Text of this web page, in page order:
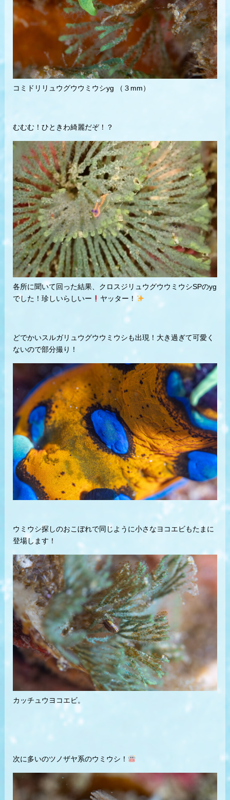
コミドリリュウグウウミウシyg （３mm）
むむむ！ひときわ綺麗だぞ！？
各所に聞いて回った結果、クロスジリュウグウウミウシSPのyg
でした！珍しいらしいー
ヤッター！
どでかいスルガリュウグウウミウシも出現！大き過ぎて可愛く
ないので部分撮り！
ウミウシ探しのおこぼれで同じように小さなヨコエビもたまに
登場します！
カッチュウヨコエビ。
次に多いのツノザヤ系のウミウシ！